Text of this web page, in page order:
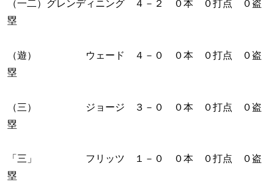
（一二）グレンディニング ４－２ ０本 ０打点 ０盗
塁
（遊） ウェード ４－０ ０本 ０打点 ０盗
塁
（三） ジョージ ３－０ ０本 ０打点 ０盗
塁
「三」 フリッツ １－０ ０本 ０打点 ０盗
塁